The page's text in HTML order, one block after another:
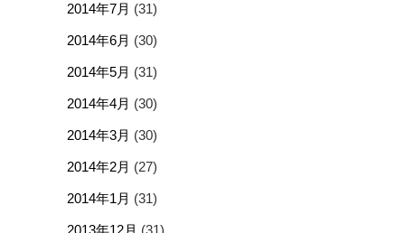
2014年7月 (31)
2014年6月 (30)
2014年5月 (31)
2014年4月 (30)
2014年3月 (30)
2014年2月 (27)
2014年1月 (31)